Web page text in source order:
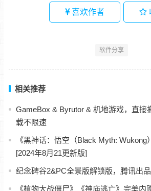
喜欢作者
软件分享
相关推荐
GameBox & Byrutor & 机地游戏，直接
载不限速
《黑神话：悟空（Black Myth:
[2024年8月21更新版]
纪念碑谷2&PC全景版解锁版，腾讯出
《植物大战僵尸》《神庙逃亡》完美内